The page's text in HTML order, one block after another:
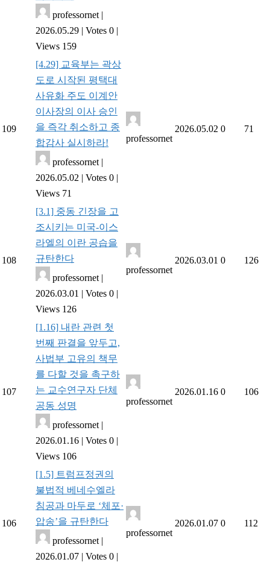
professornet |
2026.05.29 | Votes 0 |
Views 159
109
[4.29] 교육부는 곽상
도로 시작된 평택대
사유화 주도 이계안
이사장의 이사 승인
을 즉각 취소하고 종
합감사 실시하라!
professornet |
2026.05.02 | Votes 0 |
Views 71
professornet
2026.05.02 0 71
108
[3.1] 중동 긴장을 고
조시키는 미국-이스
라엘의 이란 공습을
규탄한다
professornet |
2026.03.01 | Votes 0 |
Views 126
professornet
2026.03.01 0 126
107
[1.16] 내란 관련 첫
번째 판결을 앞두고,
사법부 고유의 책무
를 다할 것을 촉구하
는 교수연구자 단체
공동 성명
professornet |
2026.01.16 | Votes 0 |
Views 106
professornet
2026.01.16 0 106
106
[1.5] 트럼프정권의
불법적 베네수엘라
침공과 마두로 ‘체포·
압송’을 규탄한다
professornet |
2026.01.07 | Votes 0 |
professornet
2026.01.07 0 112